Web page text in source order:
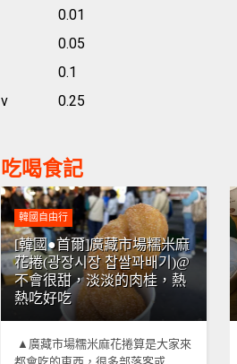
0.01
0.05
0.1
v
0.25
吃喝食記
韓國自由行
[韓國●首爾]廣藏市場糯米麻
花捲(광장시장 찹쌀꽈배기)@
不會很甜，淡淡的肉桂，熱
熱吃好吃
▲廣藏市場糯米麻花捲算是大家來